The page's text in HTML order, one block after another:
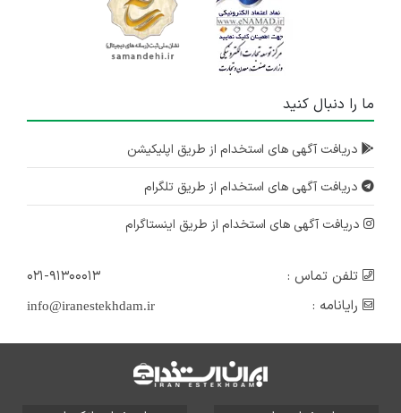
ما را دنبال کنید
دریافت آگهی های استخدام از طریق اپلیکیشن
دریافت آگهی های استخدام از طریق تلگرام
دریافت آگهی های استخدام از طریق اینستاگرام
تلفن تماس :
۰۲۱-۹۱۳۰۰۰۱۳
رایانامه :
info@iranestekhdam.ir